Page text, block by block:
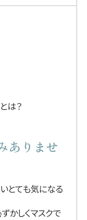
は？
ありませ
とても気になる
かしくマスクで